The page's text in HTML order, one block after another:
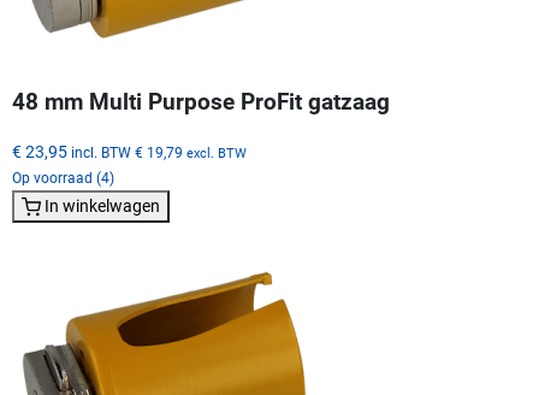
48 mm Multi Purpose ProFit gatzaag
€ 23,95 incl. BTW € 19,79 excl. BTW
Op voorraad (4)
In winkelwagen